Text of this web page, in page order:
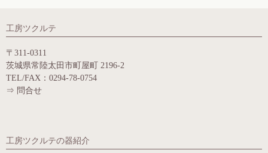
工房ツクルテ
〒311-0311
茨城県常陸太田市町屋町 2196-2
TEL/FAX：0294-78-0754
⇒ 問合せ
工房ツクルテの器紹介